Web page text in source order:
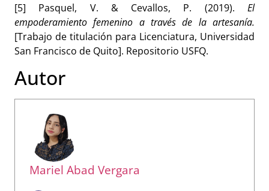
[5] Pasquel, V. & Cevallos, P. (2019). El
empoderamiento femenino a través de la artesanía.
[Trabajo de titulación para Licenciatura, Universidad
San Francisco de Quito]. Repositorio USFQ.
Autor
Mariel Abad Vergara